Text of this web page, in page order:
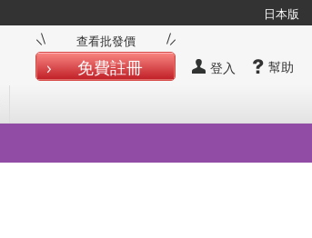
日本版
幫助
登入
查看批發價
免費註冊